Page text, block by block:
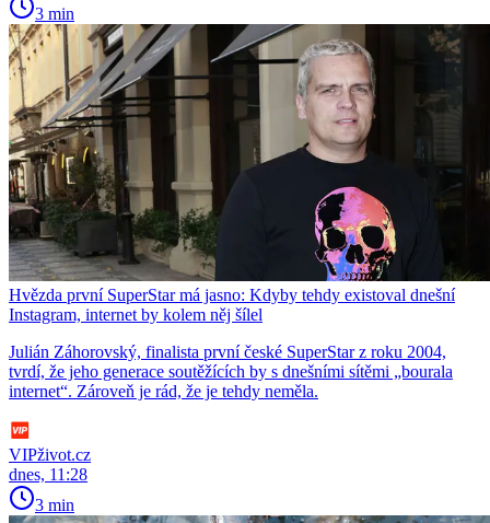
3 min
Hvězda první SuperStar má jasno: Kdyby tehdy existoval dnešní
Instagram, internet by kolem něj šílel
Julián Záhorovský, finalista první české SuperStar z roku 2004,
tvrdí, že jeho generace soutěžících by s dnešními sítěmi „bourala
internet“. Zároveň je rád, že je tehdy neměla.
VIPživot.cz
dnes, 11:28
3 min